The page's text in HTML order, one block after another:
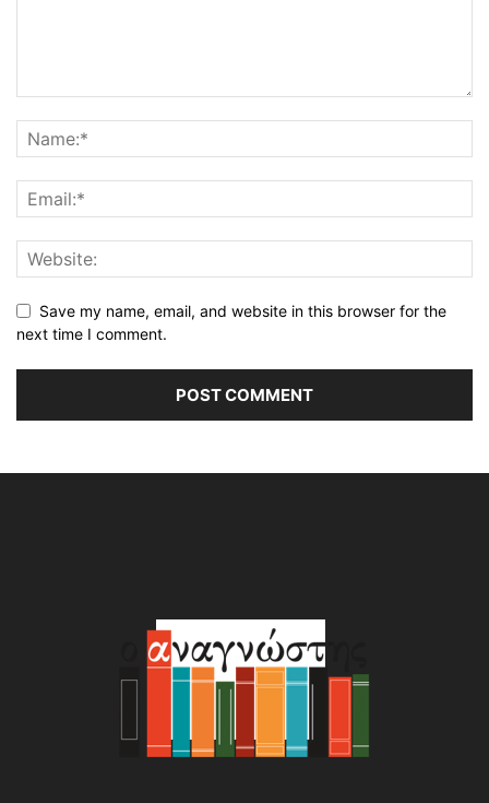
Save my name, email, and website in this browser for the
next time I comment.